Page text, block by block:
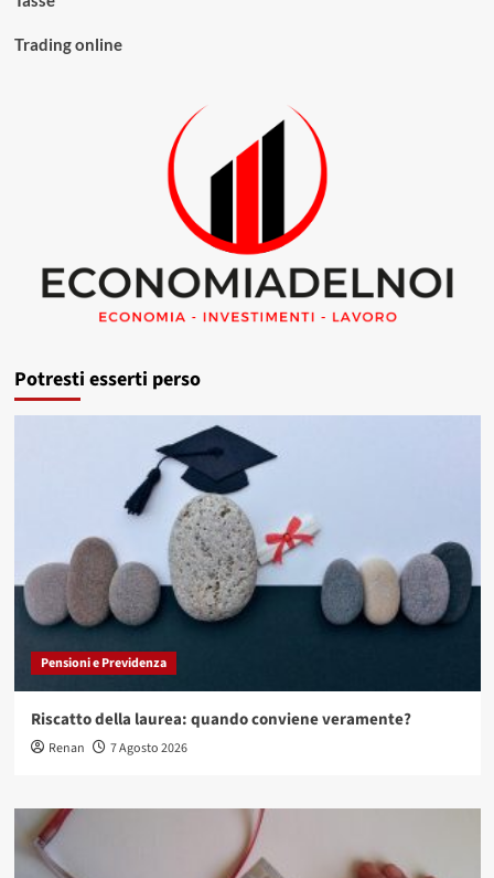
Trading online
Potresti esserti perso
Pensioni e Previdenza
Riscatto della laurea: quando conviene veramente?
Renan 7 Agosto 2026